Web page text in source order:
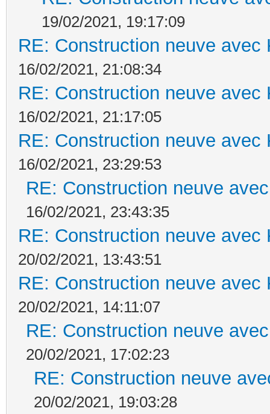
19/02/2021, 19:17:09
RE: Construction neuve avec
16/02/2021, 21:08:34
RE: Construction neuve avec
16/02/2021, 21:17:05
RE: Construction neuve avec
16/02/2021, 23:29:53
RE: Construction neuve
16/02/2021, 23:43:35
RE: Construction neuve avec
20/02/2021, 13:43:51
RE: Construction neuve avec
20/02/2021, 14:11:07
RE: Construction neuve
20/02/2021, 17:02:23
RE: Construction neuve
20/02/2021, 19:03:28